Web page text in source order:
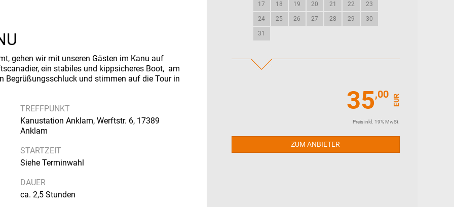
gehen wir mit unseren Gästen im Kanu auf
ein stabiles und kippsicheres Boot, am
Begrüßungsschluck und stimmen auf die Tour in
TREFFPUNKT
Kanustation Anklam, Werftstr. 6, 17389
Anklam
STARTZEIT
Siehe Terminwahl
DAUER
ca. 2,5 Stunden
17 18 19 20 21 22 23
24 25 26 27 28 29 30
31
35,00 EUR
Preis inkl. 19% MwSt.
ZUM ANBIETER